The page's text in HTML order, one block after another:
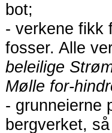
bot;
- verkene fikk
fosser. Alle
beleilige
Mølle for-
- grunneierne
bergverket,